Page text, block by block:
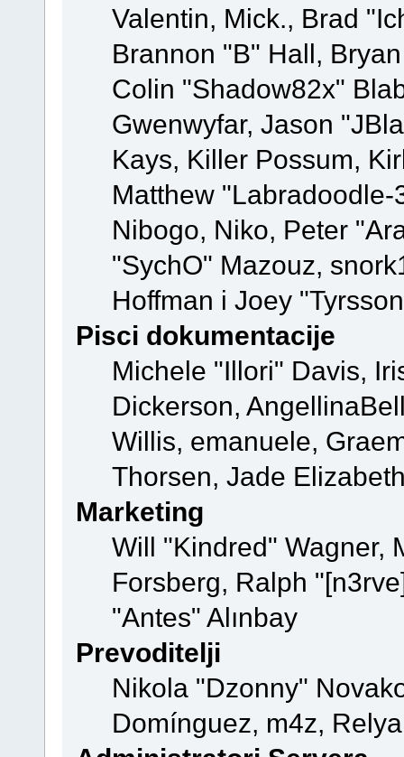
Valentin, Mick., Brad
Brannon "B" Hall,
Colin "Shadow82x"
Gwenwyfar, Jason
Kays, Killer Possum,
Matthew
Nibogo, Niko, Peter
"SychO" Mazouz,
Hoffman i Joey
Pisci dokumentacije
Michele "Illori" Davis,
Dickerson,
Willis, emanuele,
Thorsen, Jade
Marketing
Will "Kindred" Wagner,
Forsberg, Ralph
"Antes" Alınbay
Prevoditelji
Nikola "Dzonny"
Domínguez, m4z,